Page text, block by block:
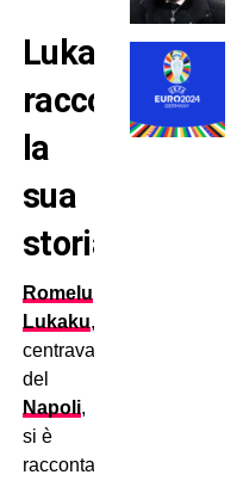
Lukaku
racconta
la
sua
storia
Romelu
Lukaku,
centravanti
del
Napoli,
si è
raccontato